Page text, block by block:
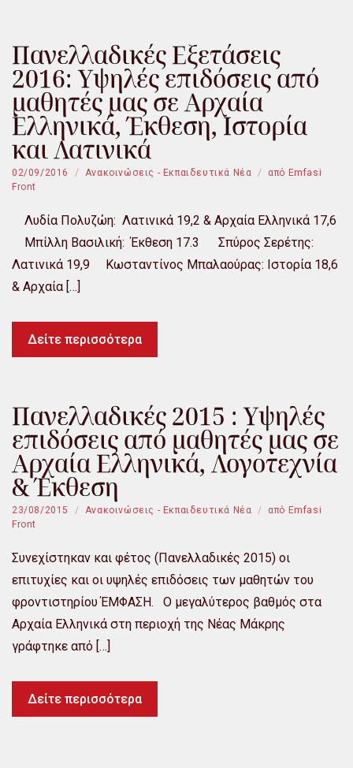
Πανελλαδικές Εξετάσεις
2016: Υψηλές επιδόσεις από
μαθητές μας σε Αρχαία
Ελληνικά, Έκθεση, Ιστορία
και Λατινικά
02/09/2016 Ανακοινώσεις - Εκπαιδευτικά Νέα από Emfasi
Front
Λυδία Πολυζώη: Λατινικά 19,2 & Αρχαία Ελληνικά 17,6
Μπίλλη Βασιλική: Έκθεση 17.3 Σπύρος Σερέτης:
Λατινικά 19,9 Κωσταντίνος Μπαλαούρας: Ιστορία 18,6
& Αρχαία […]
Δείτε περισσότερα
Πανελλαδικές 2015 : Υψηλές
επιδόσεις από μαθητές μας σε
Αρχαία Ελληνικά, Λογοτεχνία
& Έκθεση
23/08/2015 Ανακοινώσεις - Εκπαιδευτικά Νέα από Emfasi
Front
Συνεχίστηκαν και φέτος (Πανελλαδικές 2015) οι
επιτυχίες και οι υψηλές επιδόσεις των μαθητών του
φροντιστηρίου ΈΜΦΑΣΗ. Ο μεγαλύτερος βαθμός στα
Αρχαία Ελληνικά στη περιοχή της Νέας Μάκρης
γράφτηκε από […]
Δείτε περισσότερα